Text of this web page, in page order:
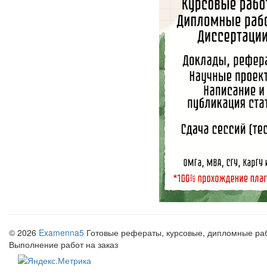
© 2026 Examenna5 Готовые рефераты, курсовые, дипломные
Выполнение работ на заказ